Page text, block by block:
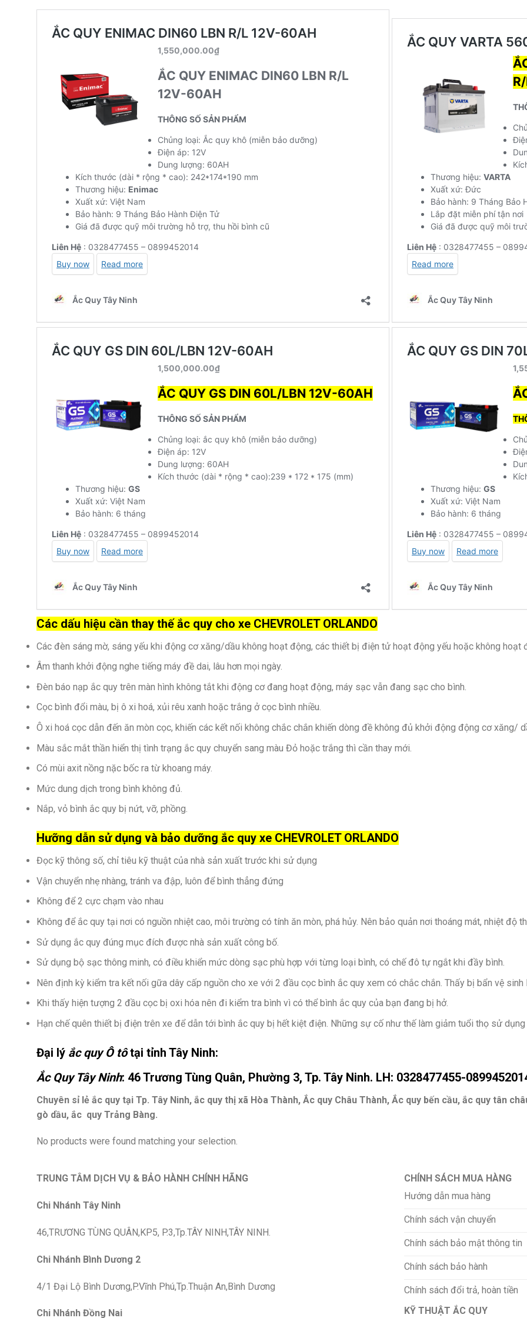
Các dấu hiệu cần thay thế ắc quy cho xe CHEVROLET ORLANDO
Các đèn sáng mờ, sáng yếu khi động cơ xăng/dầu không hoạt động, các thiết bị điện tử hoạt động yếu hoặc không hoạt
Âm thanh khởi động nghe tiếng máy đề dai, lâu hơn mọi ngày.
Đèn báo nạp ắc quy trên màn hình không tắt khi động cơ đang hoạt động, máy sạc vẫn đang sạc cho bình.
Cọc bình đổi màu, bị ô xi hoá, xủi rêu xanh hoặc trắng ở cọc bình nhiều.
Ô xi hoá cọc dẫn đến ăn mòn cọc, khiến các kết nối không chắc chắn khiến dòng đề không đủ khởi động động cơ xăng/
Màu sắc mắt thần hiển thị tình trạng ắc quy chuyển sang màu Đỏ hoặc trắng thì cần thay mới.
Có mùi axit nồng nặc bốc ra từ khoang máy.
Mức dung dịch trong bình không đủ.
Nắp, vỏ bình ắc quy bị nứt, vỡ, phồng.
Hưỡng dẫn sử dụng và bảo dưỡng ắc quy xe CHEVROLET ORLANDO
Đọc kỹ thông số, chỉ tiêu kỹ thuật của nhà sản xuất trước khi sử dụng
Vận chuyển nhẹ nhàng, tránh va đập, luôn để bình thẳng đứng
Không để 2 cực chạm vào nhau
Không để ắc quy tại nơi có nguồn nhiệt cao, môi trường có tính ăn mòn, phá hủy. Nên bảo quản nơi thoáng mát, nhiệt độ
Sử dụng ắc quy đúng mục đích được nhà sản xuất công bố.
Sử dụng bộ sạc thông minh, có điều khiển mức dòng sạc phù hợp với từng loại bình, có chế đô tự ngắt khi đầy bình.
Nên định kỳ kiểm tra kết nối gữa dây cấp nguồn cho xe với 2 đầu cọc bình ắc quy xem có chắc chắn. Thấy bị bẩn vệ sinh
Khi thấy hiện tượng 2 đầu cọc bị oxi hóa nên đi kiểm tra bình vì có thể bình ắc quy của bạn đang bị hở.
Hạn chế quên thiết bị điện trên xe để dẫn tới bình ắc quy bị hết kiệt điện. Những sự cố như thế làm giảm tuổi thọ sử dụng
Đại lý ắc quy Ô tôtại tỉnh Tây Ninh:
Ắc Quy Tây Ninh: 46 Trương Tùng Quân, Phường 3, Tp. Tây Ninh. LH: 0328477455-
Chuyên sỉ lẻ ắc quy tại Tp. Tây Ninh, ắc quy thị xã Hòa Thành, Ắc quy Châu Thành, Ắc quy bến cầu, ắc quy tân
gò dầu, ắc quy Trảng Bàng.
No products were found matching your selection.
TRUNG TÂM DỊCH VỤ & BẢO HÀNH CHÍNH HÃNG
Chi Nhánh Tây Ninh
46,TRƯƠNG TÙNG QUÂN,KP5, P.3,Tp.TÂY NINH,TÂY NINH.
Chi Nhánh Bình Dương 2
4/1 Đại Lộ Bình Dương,P.Vĩnh Phú,Tp.Thuận An,Bình Dương
Chi Nhánh Đồng Nai
CHÍNH SÁCH MUA HÀNG
Hướng dẫn mua hàng
Chính sách vận chuyển
Chính sách bảo mật thông tin
Chính sách bảo hành
Chính sách đổi trả, hoàn tiền
KỸ THUẬT ẮC QUY